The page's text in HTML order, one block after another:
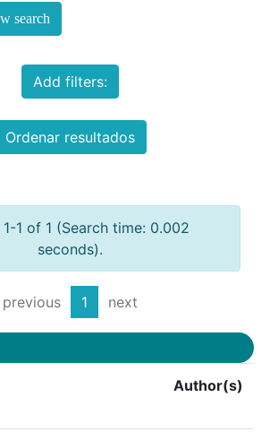
search
Add filters:
Ordenar resultados
1-1 of 1 (Search time: 0.002
seconds).
previous 1 next
Author(s)